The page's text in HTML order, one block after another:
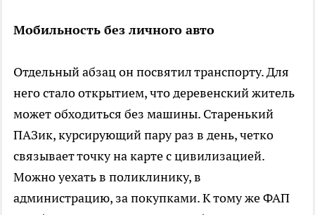
Мобильность без личного авто
Отдельный абзац он посвятил транспорту. Для
него стало открытием, что деревенский житель
может обходиться без машины. Старенький
ПАЗик, курсирующий пару раз в день, четко
связывает точку на карте с цивилизацией.
Можно уехать в поликлинику, в
администрацию, за покупками. К тому же ФАП